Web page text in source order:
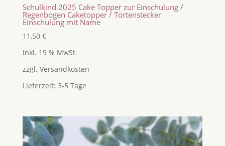
Schulkind 2025 Cake Topper zur Einschulung /
Regenbogen Caketopper / Tortenstecker
Einschulung mit Name
11,50 €
inkl. 19 % MwSt.
zzgl. Versandkosten
Lieferzeit: 3-5 Tage